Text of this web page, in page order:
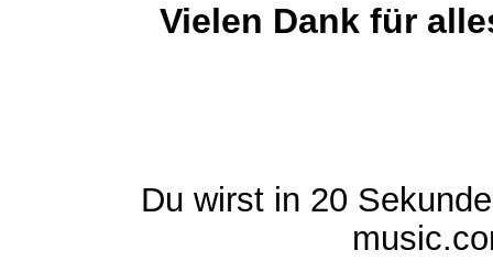
Vielen Dank für
Du wirst in 20